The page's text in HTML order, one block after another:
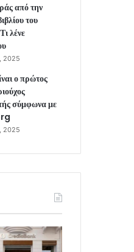
από την
του
λένε
2025
ο πρώτος
σύμφωνα με
2025